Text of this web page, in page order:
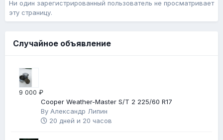
Ни один зарегистрированный пользователь не просматривает
эту страницу.
Случайное объявление
9 000 ₽
Cooper Weather-Master S/T 2 225/60 R17
By Александр Липин
20 дней и 20 часов